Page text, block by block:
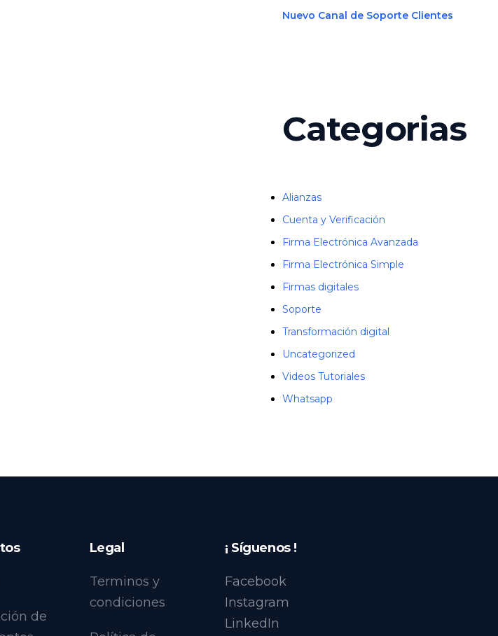
Nuevo Canal de Soporte Clientes
Categorias
Alianzas
Cuenta y Verificación
Firma Electrónica Avanzada
Firma Electrónica Simple
Firmas digitales
Soporte
Transformación digital
Uncategorized
Videos Tutoriales
Whatsapp
de
Legal
Terminos y
condiciones
¡ Síguenos !
Facebook
Instagram
LinkedIn